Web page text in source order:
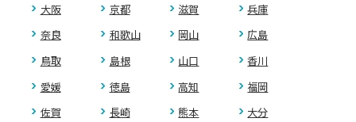
大阪
京都 滋賀
兵庫
奈良
和歌山 岡山
広島
鳥取
島根 山口
香川
愛媛
徳島 高知
福岡
佐賀
長崎 熊本
大分